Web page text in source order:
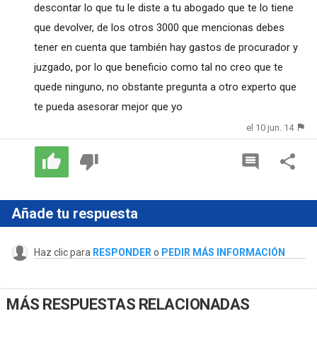
descontar lo que tu le diste a tu abogado que te lo tiene
que devolver, de los otros 3000 que mencionas debes
tener en cuenta que también hay gastos de procurador y
juzgado, por lo que beneficio como tal no creo que te
quede ninguno, no obstante pregunta a otro experto que
te pueda asesorar mejor que yo
el 10 jun. 14
Añade tu respuesta
Haz clic para RESPONDER o PEDIR MÁS INFORMACIÓN
MÁS RESPUESTAS RELACIONADAS